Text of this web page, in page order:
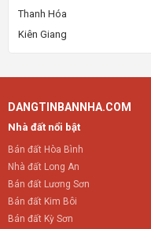
Thanh Hóa
Kiên Giang
DANGTINBANNHA.COM
Nhà đất nổi bật
Bán đất Hòa Bình
Nhà đất Long An
Bán đất Lương Sơn
Bán đất Kim Bôi
Bán đất Kỳ Sơn